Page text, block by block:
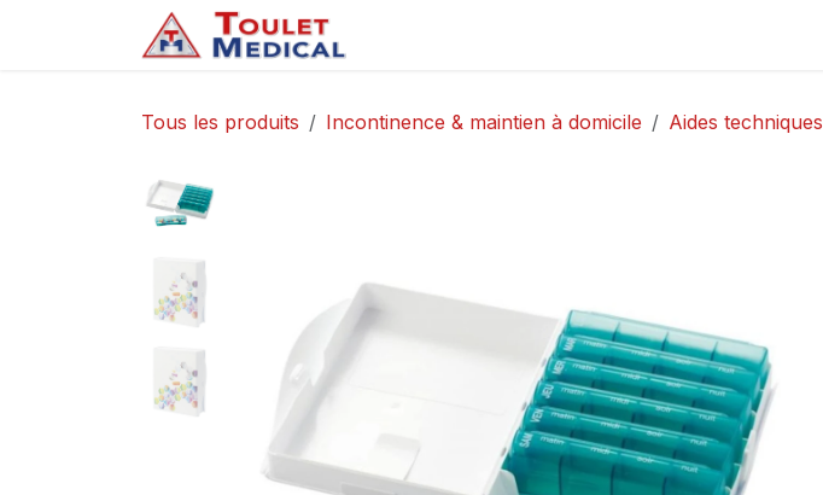
Se rendre au contenu
Tous les produits Incontinence & maintien à domicile Aides techniques